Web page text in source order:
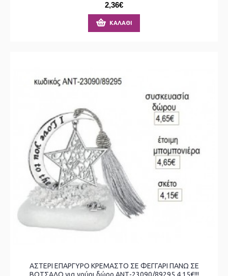
2,36€
ΚΑΛΆΘΙ
ΑΣΤΕΡΙ ΕΠΑΡΓΥΡΟ ΚΡΕΜΑΣΤΟ ΣΕ ΦΕΓΓΑΡΙ ΠΑΝΩ ΣΕ